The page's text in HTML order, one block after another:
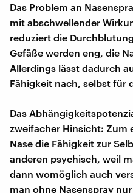
Das Problem an
mit abschwellender
reduziert die
Gefäße werden eng, die
Allerdings lässt dadurch
Fähigkeit nach, selbst für
Das
zweifacher Hinsicht: Zum
Nase die Fähigkeit zur
anderen psychisch, weil
dann womöglich auch
man ohne Nasenspray